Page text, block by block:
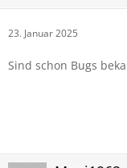
23. Januar 2025
Sind schon Bugs